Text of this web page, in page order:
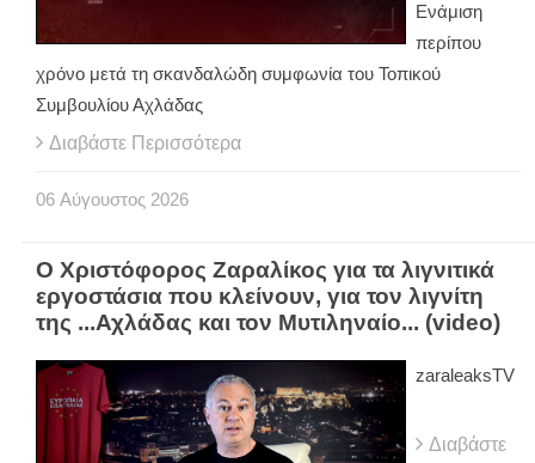
Ενάμιση
περίπου
χρόνο μετά τη σκανδαλώδη συμφωνία του Τοπικού
Συμβουλίου Αχλάδας
Διαβάστε Περισσότερα
06 Αύγουστος 2026
Ο Χριστόφορος Ζαραλίκος για τα λιγνιτικά
εργοστάσια που κλείνουν, για τον λιγνίτη
της ...Αχλάδας και τον Μυτιληναίο... (video)
zaraleaksTV
Διαβάστε